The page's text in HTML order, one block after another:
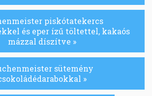
piskótatekercs
és eper ízű töltettel, kakaós
mázzal díszítve »
sütemény
»